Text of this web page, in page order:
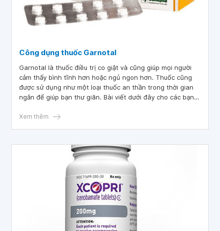
Công dụng thuốc Garnotal
Garnotal là thuốc điều trị co giật và cũng giúp mọi người
cảm thấy bình tĩnh hơn hoặc ngủ ngon hơn. Thuốc cũng
được sử dụng như một loại thuốc an thần trong thời gian
ngắn để giúp bạn thư giãn. Bài viết dưới đây cho các bạn
Xem thêm